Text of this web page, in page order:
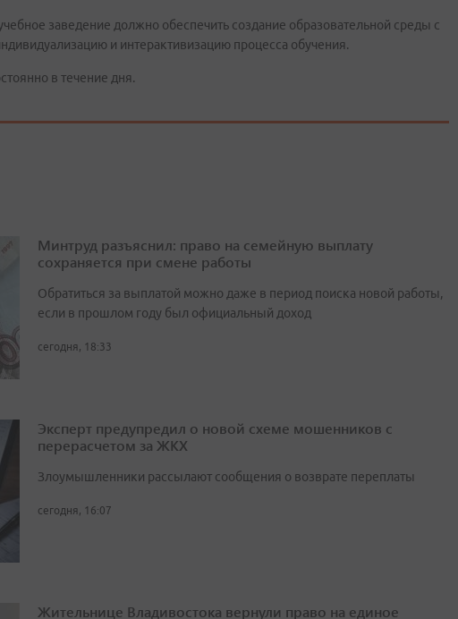
заведение должно обеспечить создание образовательной среды с
и интерактивизацию процесса обучения.
в течение дня.
Минтруд разъяснил: право на семейную выплату
сохраняется при смене работы
Обратиться за выплатой можно даже в период поиска новой работы,
если в прошлом году был официальный доход
сегодня, 18:33
Эксперт предупредил о новой схеме мошенников с
перерасчетом за ЖКХ
Злоумышленники рассылают сообщения о возврате переплаты
сегодня, 16:07
Жительнице Владивостока вернули право на единое